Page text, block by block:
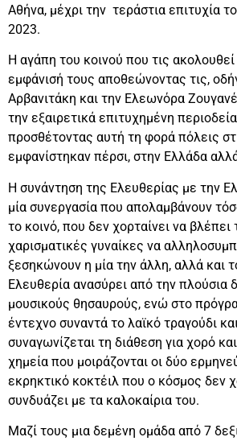
Αθήνα, μέχρι την τεράστια επιτυχία
2023.
Η αγάπη του κοινού που τις
εμφάνισή τους αποθεώνοντας τις,
Αρβανιτάκη και την Ελεωνόρα
την εξαιρετικά επιτυχημένη
προσθέτοντας αυτή τη φορά πόλεις
εμφανίστηκαν πέρσι, στην Ελλάδα
Η συνάντηση της Ελευθερίας με την
μία συνεργασία που απολαμβάνουν
το κοινό, που δεν χορταίνει να βλέπει
χαρισματικές γυναίκες να
ξεσηκώνουν η μία την άλλη, αλλά και
Ελευθερία ανασύρει από την πλούσια
μουσικούς θησαυρούς, ενώ στο
έντεχνο συναντά το λαϊκό τραγούδι
συναγωνίζεται τη διάθεση για χορό
χημεία που μοιράζονται οι δύο
εκρηκτικό κοκτέιλ που ο κόσμος δεν
συνδυάζει με τα καλοκαίρια του.
Μαζί τους μια δεμένη ομάδα από 7